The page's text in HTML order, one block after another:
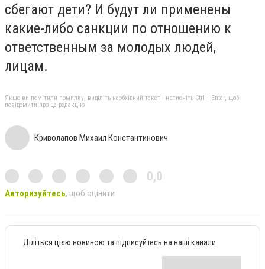
сбегают дети? И будут ли применены
какие-либо санкции по отношению к
ответственным за молодых людей,
лицам.
Якщо ви помітили помилку, виділіть необхідний текст і натисніть Ctrl + Enter, щоб
повідомити про це редакцію
Криволапов Михаил Константинович
0,0
Авторизуйтесь, щоб оцінити
Діліться цією новиною та підписуйтесь на наші канали